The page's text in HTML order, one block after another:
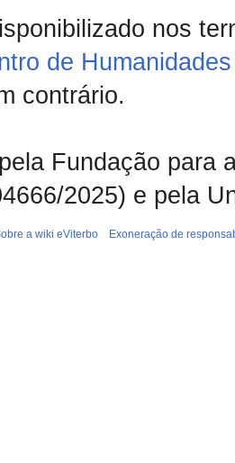
nos
de
contrário.
Fundação para
2025) e pela
a wiki eViterbo Exoneração de